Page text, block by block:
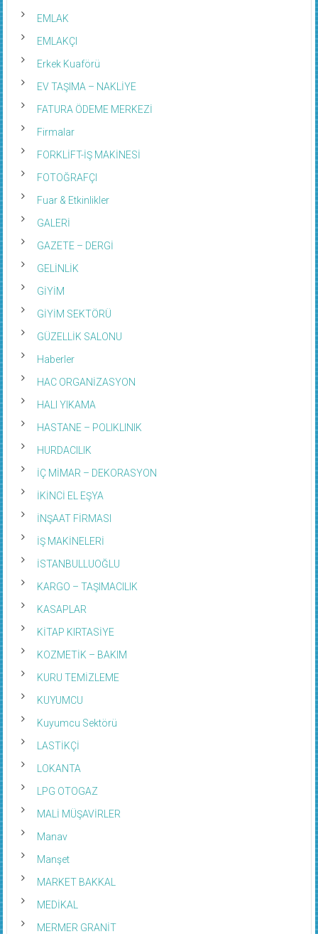
EMLAK
EMLAKÇI
Erkek Kuaförü
EV TAŞIMA – NAKLİYE
FATURA ÖDEME MERKEZİ
Firmalar
FORKLİFT-İŞ MAKİNESİ
FOTOĞRAFÇI
Fuar & Etkinlikler
GALERİ
GAZETE – DERGİ
GELİNLİK
GİYİM
GİYİM SEKTÖRÜ
GÜZELLİK SALONU
Haberler
HAC ORGANİZASYON
HALI YIKAMA
HASTANE – POLIKLINIK
HURDACILIK
İÇ MİMAR – DEKORASYON
İKİNCİ EL EŞYA
İNŞAAT FİRMASI
İŞ MAKİNELERİ
İSTANBULLUOĞLU
KARGO – TAŞIMACILIK
KASAPLAR
KİTAP KIRTASİYE
KOZMETİK – BAKIM
KURU TEMİZLEME
KUYUMCU
Kuyumcu Sektörü
LASTİKÇİ
LOKANTA
LPG OTOGAZ
MALİ MÜŞAVİRLER
Manav
Manşet
MARKET BAKKAL
MEDİKAL
MERMER GRANİT